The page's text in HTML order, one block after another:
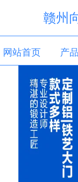
赣州
网站首页 产
关于我们 联